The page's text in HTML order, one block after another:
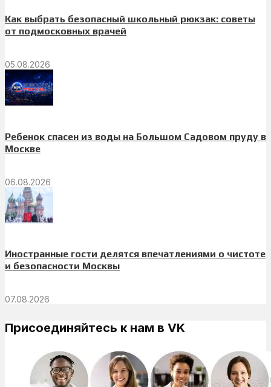
Как выбрать безопасный школьный рюкзак: советы
от подмосковных врачей
05.08.2026
Ребенок спасен из воды на Большом Садовом пруду в
Москве
06.08.2026
Иностранные гости делятся впечатлениями о чистоте
и безопасности Москвы
07.08.2026
Присоединяйтесь к нам в VK